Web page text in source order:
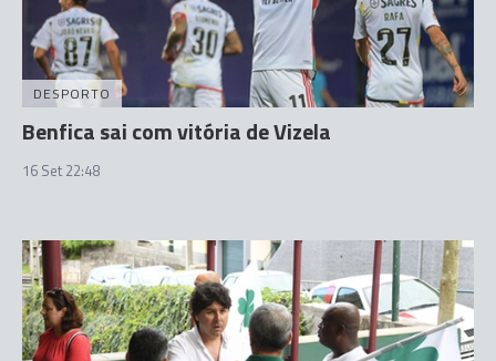
DESPORTO
Benfica sai com vitória de Vizela
16 Set 22:48